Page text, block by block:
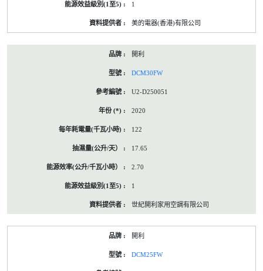
1
美的電器(香港)有限公司
開利
DCM30FW
U2-D250051
2020
122
17.65
2.70
1
世紀開利家用空調有限公司
開利
DCM25FW